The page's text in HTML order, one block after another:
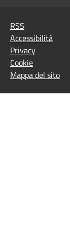
RSS
Accessibilità
Privacy
Cookie
Mappa del sito